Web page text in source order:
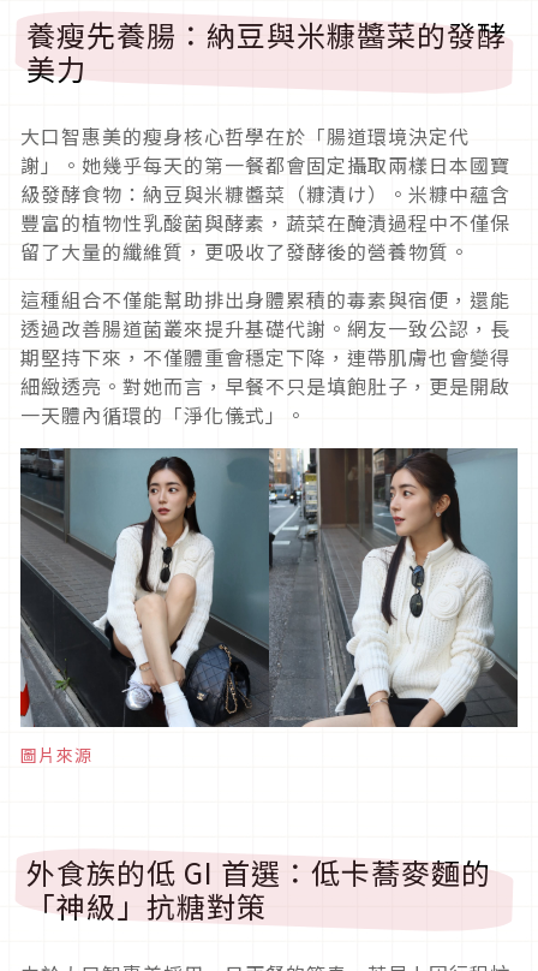
養瘦先養腸：納豆與米糠醬菜的發酵
美力
大口智惠美的瘦身核心哲學在於「腸道環境決定代
謝」。她幾乎每天的第一餐都會固定攝取兩樣日本國寶
級發酵食物：納豆與米糠醬菜（糠漬け）。米糠中蘊含
豐富的植物性乳酸菌與酵素，蔬菜在醃漬過程中不僅保
留了大量的纖維質，更吸收了發酵後的營養物質。
這種組合不僅能幫助排出身體累積的毒素與宿便，還能
透過改善腸道菌叢來提升基礎代謝。網友一致公認，長
期堅持下來，不僅體重會穩定下降，連帶肌膚也會變得
細緻透亮。對她而言，早餐不只是填飽肚子，更是開啟
一天體內循環的「淨化儀式」。
圖片來源
外食族的低 GI 首選：低卡蕎麥麵的
「神級」抗糖對策